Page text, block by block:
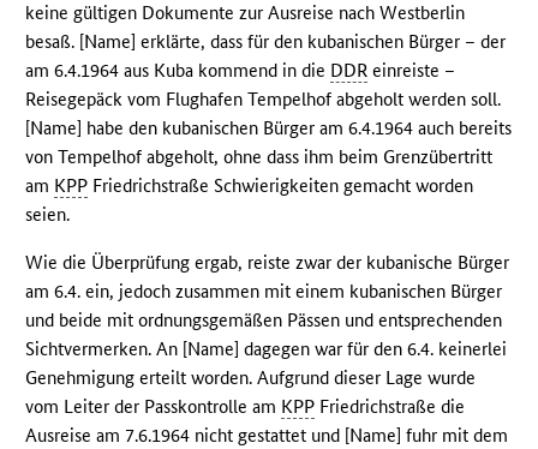
keine gültigen Dokumente zur Ausreise nach Westberlin
besaß. [Name] erklärte, dass für den kubanischen Bürger – der
am 6.4.1964 aus Kuba kommend in die DDR einreiste –
Reisegepäck vom Flughafen Tempelhof abgeholt werden soll.
[Name] habe den kubanischen Bürger am 6.4.1964 auch bereits
von Tempelhof abgeholt, ohne dass ihm beim Grenzübertritt
am KPP Friedrichstraße Schwierigkeiten gemacht worden
seien.
Wie die Überprüfung ergab, reiste zwar der kubanische Bürger
am 6.4. ein, jedoch zusammen mit einem kubanischen Bürger
und beide mit ordnungsgemäßen Pässen und entsprechenden
Sichtvermerken. An [Name] dagegen war für den 6.4. keinerlei
Genehmigung erteilt worden. Aufgrund dieser Lage wurde
vom Leiter der Passkontrolle am KPP Friedrichstraße die
Ausreise am 7.6.1964 nicht gestattet und [Name] fuhr mit dem